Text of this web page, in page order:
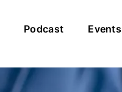
Podcast Events